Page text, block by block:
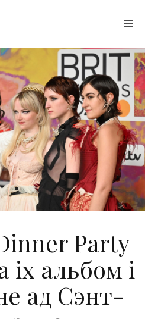
Party
іх альбом і
ад Сэнт-